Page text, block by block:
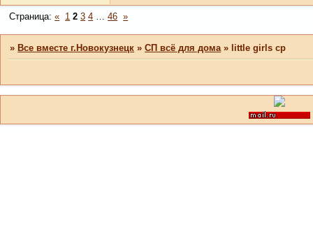
Страница:« 1 2 3 4 46 »
»Все вместе г.Новокузнецк »СП всё для дома » little girls cp